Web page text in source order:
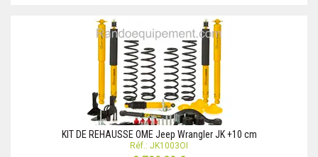
KIT DE REHAUSSE OME Jeep Wrangler JK +10 cm
Réf.: JK1003OI